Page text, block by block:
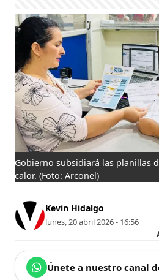
Gobierno subsidiará las planillas
calor. (Foto: Arconel)
Kevin Hidalgo
lunes, 20 abril 2026 - 16:56
Únete a nuestro canal